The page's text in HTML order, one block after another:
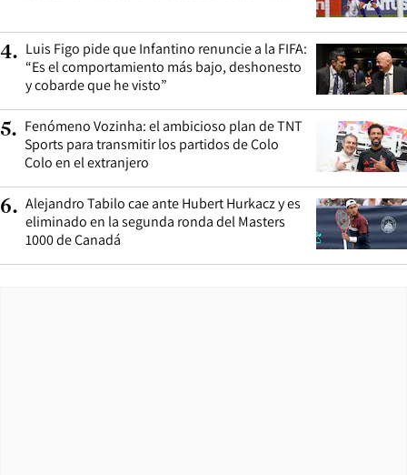
4. Luis Figo pide que Infantino renuncie a la FIFA:
“Es el comportamiento más bajo, deshonesto
y cobarde que he visto”
5. Fenómeno Vozinha: el ambicioso plan de TNT
Sports para transmitir los partidos de Colo
Colo en el extranjero
6. Alejandro Tabilo cae ante Hubert Hurkacz y es
eliminado en la segunda ronda del Masters
1000 de Canadá